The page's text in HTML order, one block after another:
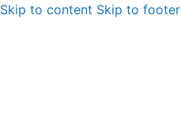
Skip to content Skip to footer